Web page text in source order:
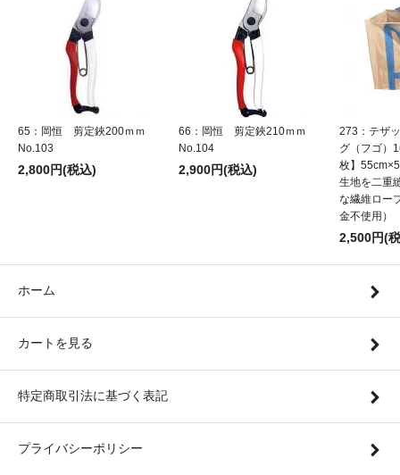
65：岡恒 剪定鋏200ｍｍ
No.103
2,800円(税込)
66：岡恒 剪定鋏210ｍｍ
No.104
2,900円(税込)
273：テザ
グ（フゴ）
枚】
生地を二重
な繊維ロー
金不使用）
2,500円(
ホーム
カートを見る
特定商取引法に基づく表記
プライバシーポリシー